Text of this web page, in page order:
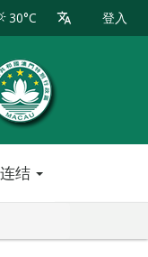
30°C 登入
结